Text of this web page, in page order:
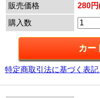
販売価格
280円
購入数
特定商取引法に基づく表